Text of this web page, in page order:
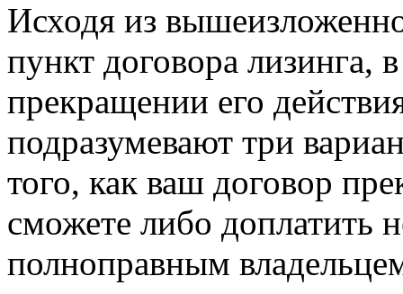
Исходя из
пункт договора лизинга,
прекращении его
подразумевают три
того, как ваш договор
сможете либо доплатить
полноправным